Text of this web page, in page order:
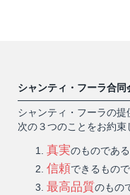
シャンティ・フーラ合同
シャンティ・フーラの
次の３つのことをお約束
真実のものであ
信頼できるもの
最高品質のもの